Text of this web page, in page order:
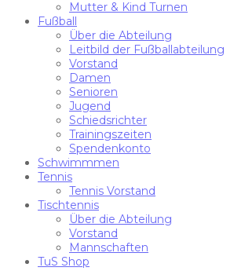
Mutter & Kind Turnen
Fußball
Über die Abteilung
Leitbild der Fußballabteilung
Vorstand
Damen
Senioren
Jugend
Schiedsrichter
Trainingszeiten
Spendenkonto
Schwimmmen
Tennis
Tennis Vorstand
Tischtennis
Über die Abteilung
Vorstand
Mannschaften
TuS Shop